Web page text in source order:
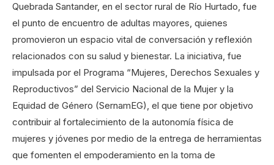
Quebrada Santander, en el sector rural de Río Hurtado, fue
el punto de encuentro de adultas mayores, quienes
promovieron un espacio vital de conversación y reflexión
relacionados con su salud y bienestar. La iniciativa, fue
impulsada por el Programa “Mujeres, Derechos Sexuales y
Reproductivos” del Servicio Nacional de la Mujer y la
Equidad de Género (SernamEG), el que tiene por objetivo
contribuir al fortalecimiento de la autonomía física de
mujeres y jóvenes por medio de la entrega de herramientas
que fomenten el empoderamiento en la toma de